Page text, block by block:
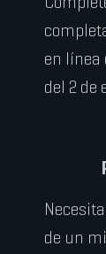
en línea
del 2 de
de un